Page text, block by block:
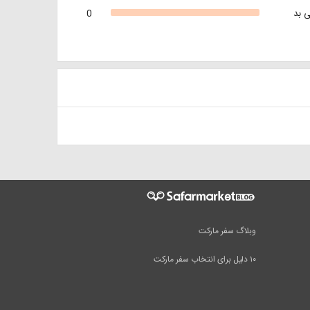
0
بد
وبلاگ سفر مارکت
۱۰ دلیل برای انتخاب سفر مارکت